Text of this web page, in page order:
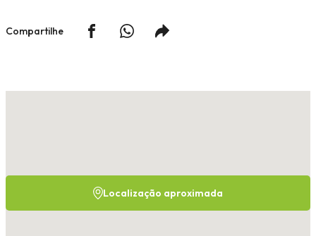
Compartilhe
Localização aproximada